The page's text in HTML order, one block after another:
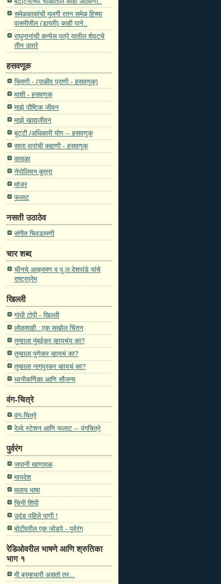
समेळकाकांची मुलगी रतन समेळ हिच्या
वासरीतील (डायरी) काही पाने..
राघुनानांची कन्येस पत्रे यातील शेवटचे
तीन उतारे
हसवणूक
चिमणी - (पाळीव प्राणी - हसवणूक)
माशी - हसवणूक
माझे पौष्टिक जीवन
माझे खाद्यजीवन
बुट्टी /अधिकारी योग -- हसवणुक
साता वारांची कहाणी - हसवणूक
कावळा
नेपोलियन कुत्रा
मांजर
फलाट
नसती उठाठेव
संगीत चिवडामणी
चार शब्द
चीनचे आक्रमण व पु.ल.देशपांडे यांचे
राष्ट्रप्रेम
खिल्ली
गांधी टोपी - खिल्ली
लोकशाही : एक सखोल चिंतन
तुम्हाला मुंबईकर व्हायचंय का?
तुम्हाला पुणेकर व्हायचं का?
तुम्हाला नागपूरकर व्हायचं का?
ध्वनीकर्णिका आणि सौजन्य
वंग-चित्रे
वंग-चित्रे
रेल्वे स्टेशन आणि फलाट -- वंगचित्रे
पुर्वरंग
जपानी खाणावळ
मायदेश
मलाय भाषा
चिनी शिंपी
उदंड पहिले पाणी !
बोटीवरील एक जोडपे - पूर्वरंग
रेडिओवरील भाषणे आणि श्रुतिका
भाग १
मी ब्रम्हचारी असतो तर...